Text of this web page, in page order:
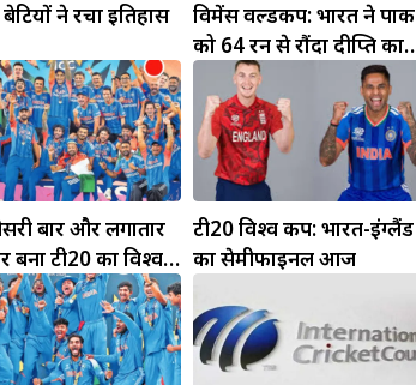
ने रचा इतिहास
विमेंस वर्ल्डकप: भारत ने पाक
को 64 रन से रौंदा दीप्ति का
पंजा... मंधाना की फिफ्टी
बार और लगातार
बना टी20 का विश्व
टी20 विश्व कप: भारत-इंग्लैंड
का सेमीफाइनल आज